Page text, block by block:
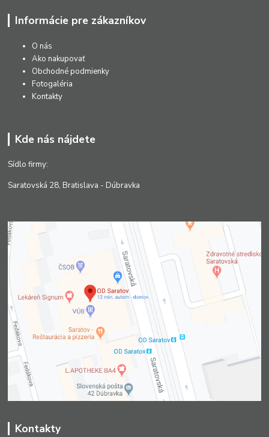
Informácie pre zákazníkov
O nás
Ako nakupovať
Obchodné podmienky
Fotogaléria
Kontakty
Kde nás nájdete
Sídlo firmy:
Saratovská 28, Bratislava - Dúbravka
Kontakty